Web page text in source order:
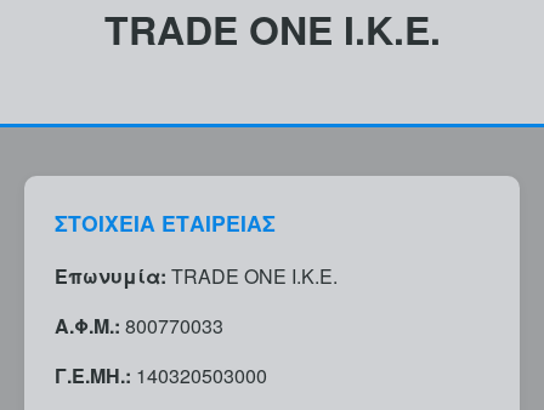
TRADE ONE I.K.E.
ΣΤΟΙΧΕΊΑ ΕΤΑΙΡΕΊΑΣ
Επωνυμία: TRADE ONE I.K.E.
Α.Φ.Μ.: 800770033
Γ.Ε.ΜΗ.: 140320503000